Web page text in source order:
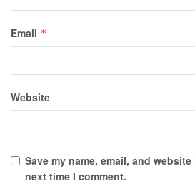
Email *
Website
Save my name, email, and
next time I comment.